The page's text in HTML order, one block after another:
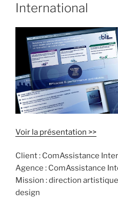
International
Voir la présentation >>
Client : ComAssistance
Agence : ComAssistance
Mission : direction
design